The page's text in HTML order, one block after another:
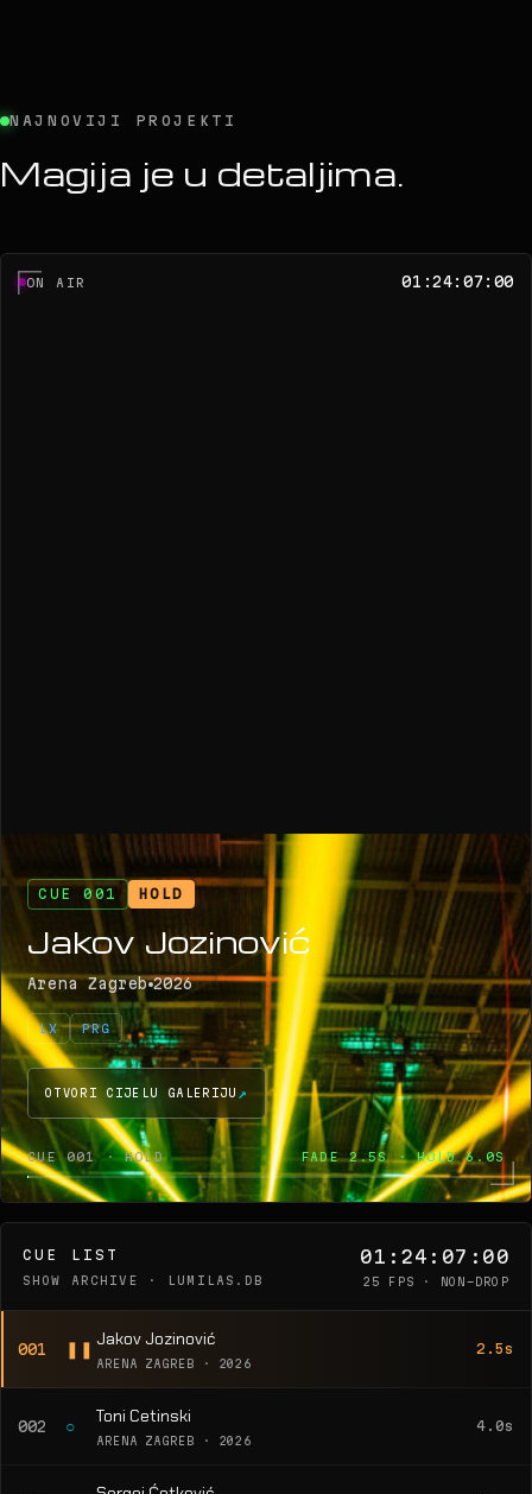
NAJNOVIJI PROJEKTI
Magija je u detaljima.
ON AIR 01:24:07:00
CUE 001 HOLD
Jakov Jozinović
Arena Zagreb 2026
LX PRG
OTVORI CIJELU GALERIJU
CUE 001 · HOLD FADE 2.5S · HOLD 6.0S
CUE LIST
SHOW ARCHIVE · LUMILAS.DB
01:24:07:00
25 FPS · NON-DROP
001 ❚❚ Jakov Jozinović
ARENA ZAGREB · 2026
2.5s
002 ○ Toni Cetinski
ARENA ZAGREB · 2026
4.0s